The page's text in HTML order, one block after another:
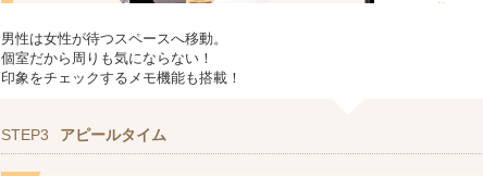
男性は女性が待つスペースへ移動。
個室だから周りも気にならない！
印象をチェックするメモ機能も搭載！
STEP3 アピールタイム